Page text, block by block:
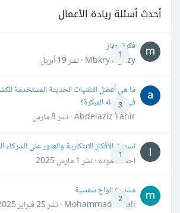
أحدث أسئلة ريادة الأعمال
1
فكرة جهاز
Mbkry Hgazy · نشر
19 أبريل
3
ما هي أفضل التقنيات الحديثة المستخدمة
في مراحله المبكرة؟
Abdelaziz Tahir · نشر
8 مارس
1
تسويق الأفكار الابتكارية والعثور على الشركاء
احمد حموده · نشر 1 مارس 2025
2
مشروع الواح شمسية
Mohammad Awali · نشر
25 فبراير 2025